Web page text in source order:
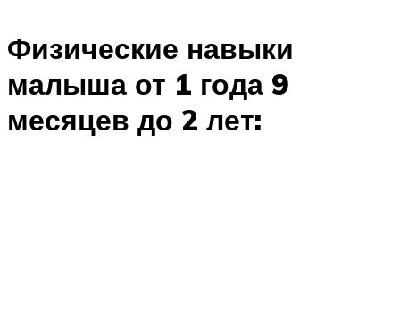
Физические навыки
малыша от 1 года 9
месяцев до 2 лет: